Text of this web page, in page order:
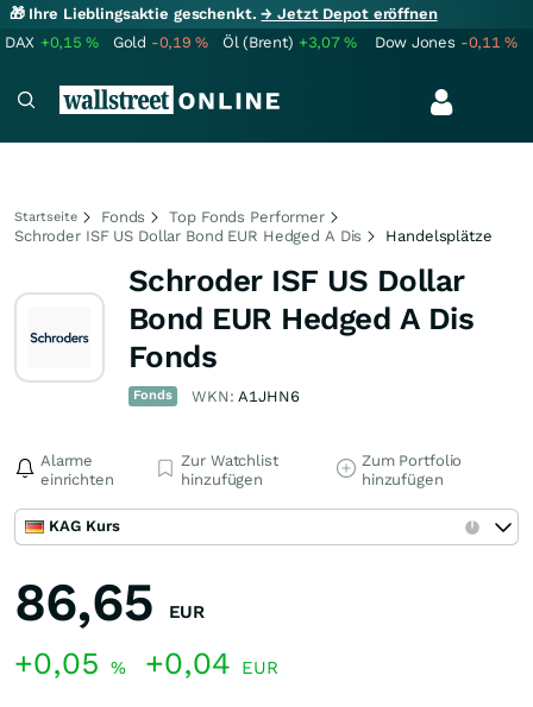
🎁 Ihre Lieblingsaktie geschenkt.→ Jetzt Depot eröffnen
DAX +0,15% Gold -0,19% Öl (Brent) +3,07% Dow Jones -0,11%
Startseite Fonds
Top Fonds Performer
Schroder ISF US Dollar Bond EUR Hedged A Dis
Handelsplätze
Schroder ISF US Dollar
Bond EUR Hedged A Dis
Fonds
Fonds WKN:A1JHN6
Alarme
einrichten
Zur Watchlist
hinzufügen
Zum Portfolio
hinzufügen
KAG Kurs
86,65 EUR
+0,05 % +0,04 EUR